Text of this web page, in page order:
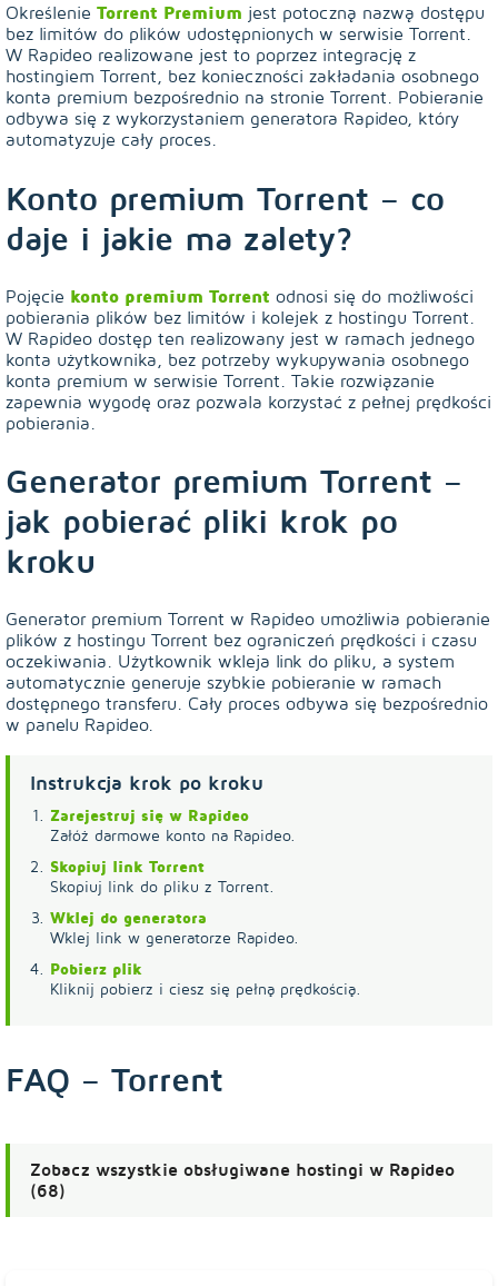
Określenie Torrent Premium jest potoczną nazwą dostępu
bez limitów do plików udostępnionych w serwisie Torrent.
W Rapideo realizowane jest to poprzez integrację z
hostingiem Torrent, bez konieczności zakładania osobnego
konta premium bezpośrednio na stronie Torrent. Pobieranie
odbywa się z wykorzystaniem generatora Rapideo, który
automatyzuje cały proces.
Konto premium Torrent – co
daje i jakie ma zalety?
Pojęcie konto premium Torrent odnosi się do możliwości
pobierania plików bez limitów i kolejek z hostingu Torrent.
W Rapideo dostęp ten realizowany jest w ramach jednego
konta użytkownika, bez potrzeby wykupywania osobnego
konta premium w serwisie Torrent. Takie rozwiązanie
zapewnia wygodę oraz pozwala korzystać z pełnej prędkości
pobierania.
Generator premium Torrent –
jak pobierać pliki krok po
kroku
Generator premium Torrent w Rapideo umożliwia pobieranie
plików z hostingu Torrent bez ograniczeń prędkości i czasu
oczekiwania. Użytkownik wkleja link do pliku, a system
automatycznie generuje szybkie pobieranie w ramach
dostępnego transferu. Cały proces odbywa się bezpośrednio
w panelu Rapideo.
Instrukcja krok po kroku
Zarejestruj się w Rapideo
Załóż darmowe konto na Rapideo.
Skopiuj link Torrent
Skopiuj link do pliku z Torrent.
Wklej do generatora
Wklej link w generatorze Rapideo.
Pobierz plik
Kliknij pobierz i ciesz się pełną prędkością.
FAQ – Torrent
Zobacz wszystkie obsługiwane hostingi w Rapideo
(68)